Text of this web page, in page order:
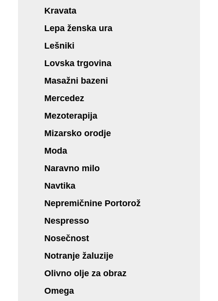
Kravata
Lepa ženska ura
Lešniki
Lovska trgovina
Masažni bazeni
Mercedez
Mezoterapija
Mizarsko orodje
Moda
Naravno milo
Navtika
Nepremičnine Portorož
Nespresso
Nosečnost
Notranje žaluzije
Olivno olje za obraz
Omega